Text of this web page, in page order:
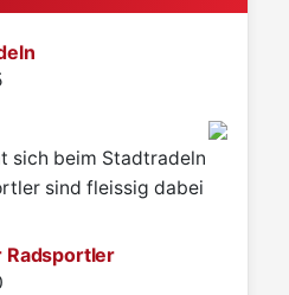
sich beim Stadtradeln
sind fleissig dabei
Radsportler